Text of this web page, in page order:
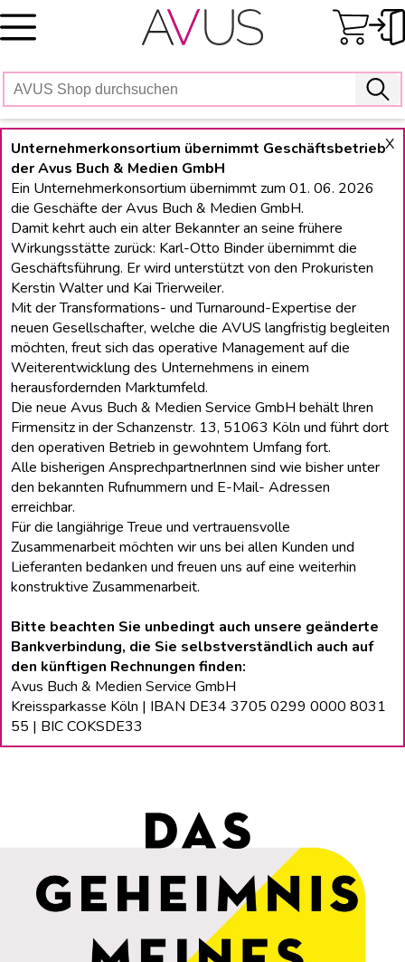
Skip
to
X
Unternehmerkonsortium übernimmt Geschäftsbetrieb
der Avus Buch & Medien GmbH
Ein Unternehmerkonsortium übernimmt zum 01. 06. 2026
die Geschäfte der Avus Buch & Medien GmbH.
Damit kehrt auch ein alter Bekannter an seine frühere
Wirkungsstätte zurück: Karl-Otto Binder übernimmt die
Geschäftsführung. Er wird unterstützt von den Prokuristen
Kerstin Walter und Kai Trierweiler.
Mit der Transformations- und Turnaround-Expertise der
neuen Gesellschafter, welche die AVUS langfristig begleiten
möchten, freut sich das operative Management auf die
Weiterentwicklung des Unternehmens in einem
herausfordernden Marktumfeld.
Die neue Avus Buch & Medien Service GmbH behält lhren
Firmensitz in der Schanzenstr. 13, 51063 Köln und führt dort
den operativen Betrieb in gewohntem Umfang fort.
Alle bisherigen Ansprechpartnerlnnen sind wie bisher unter
den bekannten Rufnummern und E-Mail- Adressen
erreichbar.
Für die langiährige Treue und vertrauensvolle
Zusammenarbeit möchten wir uns bei allen Kunden und
Lieferanten bedanken und freuen uns auf eine weiterhin
konstruktive Zusammenarbeit.
Bitte beachten Sie unbedingt auch unsere geänderte
Bankverbindung, die Sie selbstverständlich auch auf
den künftigen Rechnungen finden:
Avus Buch & Medien Service GmbH
Kreissparkasse Köln | IBAN DE34 3705 0299 0000 8031
55 | BIC COKSDE33